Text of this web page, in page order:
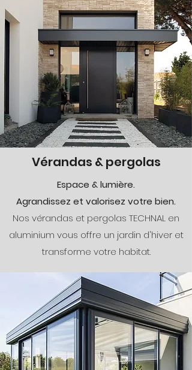
Vérandas & pergolas
Espace & lumière.
Agrandissez et valorisez votre bien.
Nos vérandas et pergolas TECHNAL en
aluminium vous offre un jardin d'hiver et
transforme votre habitat.